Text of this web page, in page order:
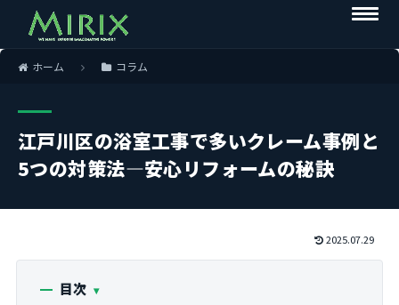
ホーム コラム
江戸川区の浴室工事で多いクレーム事例と
5つの対策法―安心リフォームの秘訣
2025.07.29
目次